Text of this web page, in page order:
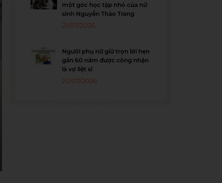
một góc học tập nhỏ của nữ
sinh Nguyễn Thảo Trang
21/07/2026
Người phụ nữ giữ trọn lời hẹn
gần 60 năm được công nhận
là vợ liệt sĩ
20/07/2026